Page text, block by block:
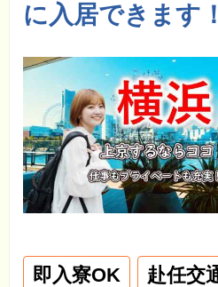
に入居できます！
即入寮OK 赴任交